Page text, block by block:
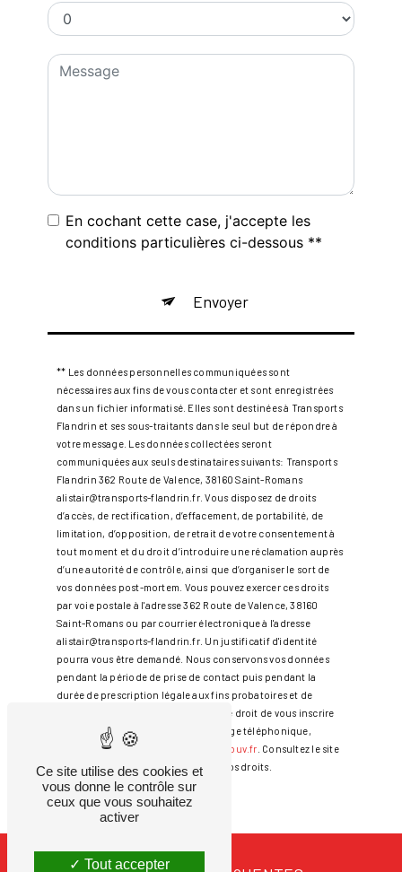
En cochant cette case, j'accepte les
conditions particulières ci-dessous **
Envoyer
** Les données personnelles communiquées sont
nécessaires aux fins de vous contacter et sont enregistrées
dans un fichier informatisé. Elles sont destinées à Transports
Flandrin et ses sous-traitants dans le seul but de répondre à
votre message. Les données collectées seront
communiquées aux seuls destinataires suivants: Transports
Flandrin 362 Route de Valence, 38160 Saint-Romans
alistair@transports-flandrin.fr. Vous disposez de droits
d’accès, de rectification, d’effacement, de portabilité, de
limitation, d’opposition, de retrait de votre consentement à
tout moment et du droit d’introduire une réclamation auprès
d’une autorité de contrôle, ainsi que d’organiser le sort de
vos données post-mortem. Vous pouvez exercer ces droits
par voie postale à l'adresse 362 Route de Valence, 38160
Saint-Romans ou par courrier électronique à l'adresse
alistair@transports-flandrin.fr. Un justificatif d'identité
pourra vous être demandé. Nous conservons vos données
pendant la période de prise de contact puis pendant la
durée de prescription légale aux fins probatoires et de
gestion des contentieux. Vous avez le droit de vous inscrire
sur la liste d'opposition au démarchage téléphonique,
disponible à cette adresse:
Bloctel.gouv.fr . Consultez le site
cnil.fr pour plus d’informations sur vos droits.
Ce site utilise des cookies et
vous donne le contrôle sur
ceux que vous souhaitez
activer
Tout accepter